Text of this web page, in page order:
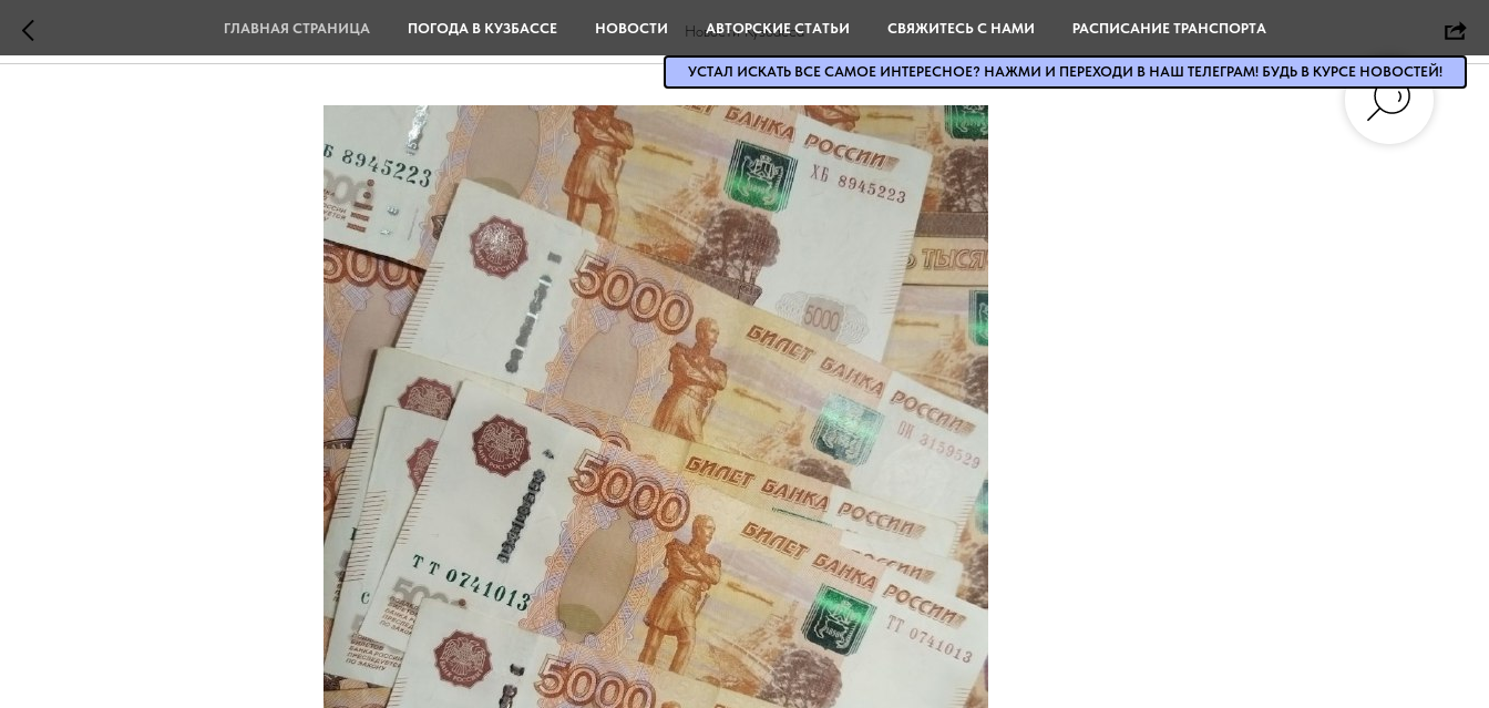
Новости Кузбасса
ГЛАВНАЯ СТРАНИЦА ПОГОДА В КУЗБАССЕ НОВОСТИ АВТОРСКИЕ СТАТЬИ СВЯЖИТЕСЬ С НАМИ РАСПИСАНИЕ ТРАНСПОРТА
УСТАЛ ИСКАТЬ ВСЕ САМОЕ ИНТЕРЕСНОЕ? НАЖМИ И ПЕРЕХОДИ В НАШ ТЕЛЕГРАМ! БУДЬ В КУРСЕ НОВОСТЕЙ!